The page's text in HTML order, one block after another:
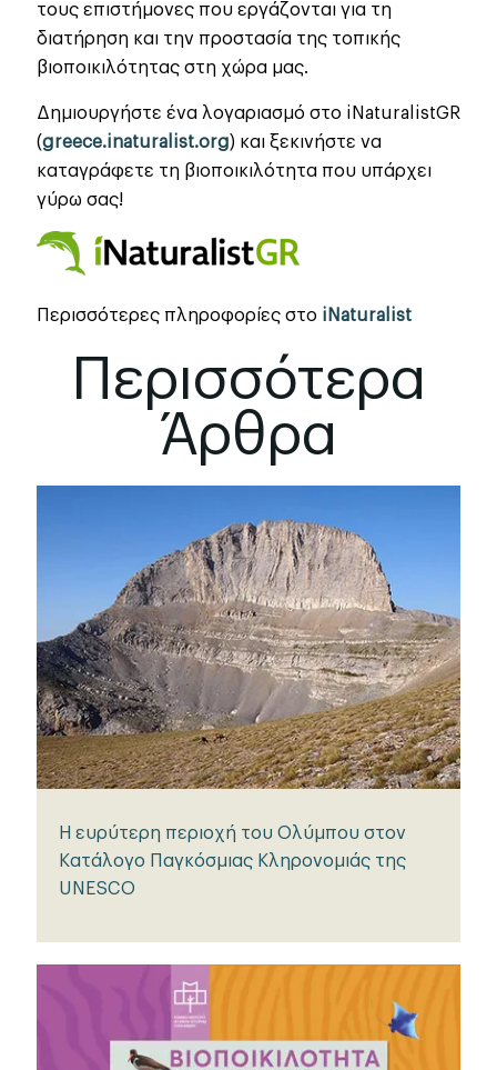
τους επιστήμονες που εργάζονται για τη
διατήρηση και την προστασία της τοπικής
βιοποικιλότητας στη χώρα μας.
Δημιουργήστε ένα λογαριασμό στο iNaturalistGR
(greece.inaturalist.org) και ξεκινήστε να
καταγράφετε τη βιοποικιλότητα που υπάρχει
γύρω σας!
Περισσότερες πληροφορίες στο iNaturalist
Περισσότερα
Άρθρα
Η ευρύτερη περιοχή του Ολύμπου στον
Κατάλογο Παγκόσμιας Κληρονομιάς της
UNESCO